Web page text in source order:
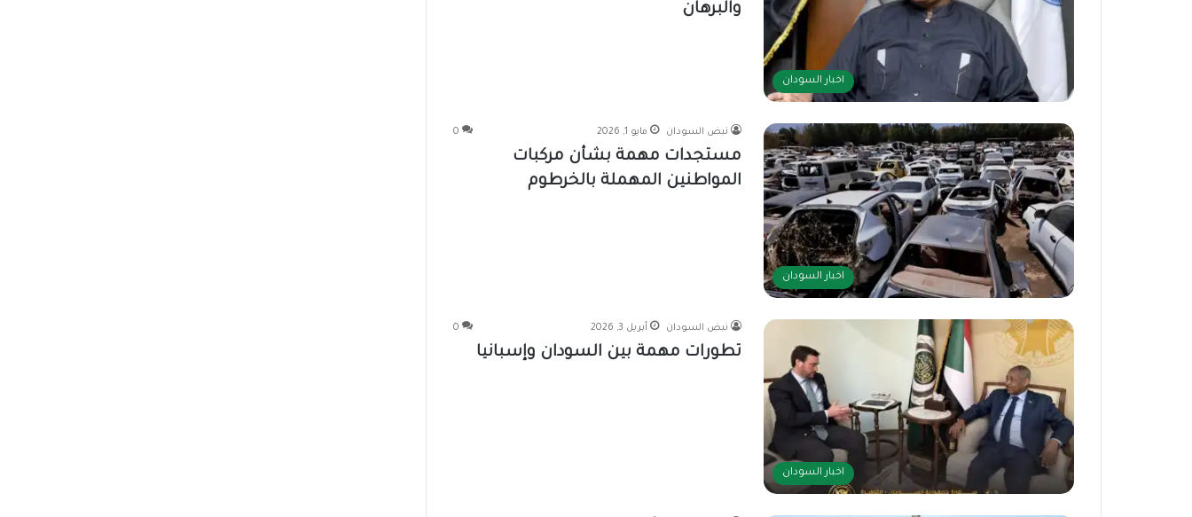
اخبار السودان
والبرهان
اخبار السودان
نبض السودان مايو 1, 2026 0
مستجدات مهمة بشأن مركبات
المواطنين المهملة بالخرطوم
اخبار السودان
نبض السودان أبريل 3, 2026 0
تطورات مهمة بين السودان وإسبانيا